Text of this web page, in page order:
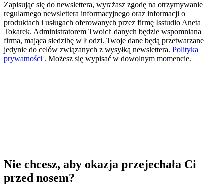
Zapisując się do newslettera, wyrażasz zgodę na otrzymywanie
regularnego newslettera informacyjnego oraz informacji o
produktach i usługach oferowanych przez firmę Isstudio Aneta
Tokarek. Administratorem Twoich danych będzie wspomniana
firma, mająca siedzibę w Łodzi. Twoje dane będą przetwarzane
jedynie do celów związanych z wysyłką newslettera. Polityka
prywatności . Możesz się wypisać w dowolnym momencie.
Nie chcesz, aby okazja przejechała Ci
przed nosem?